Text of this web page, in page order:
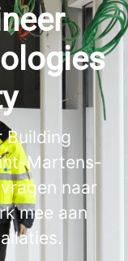
Building
Martens-
naar
mee aan